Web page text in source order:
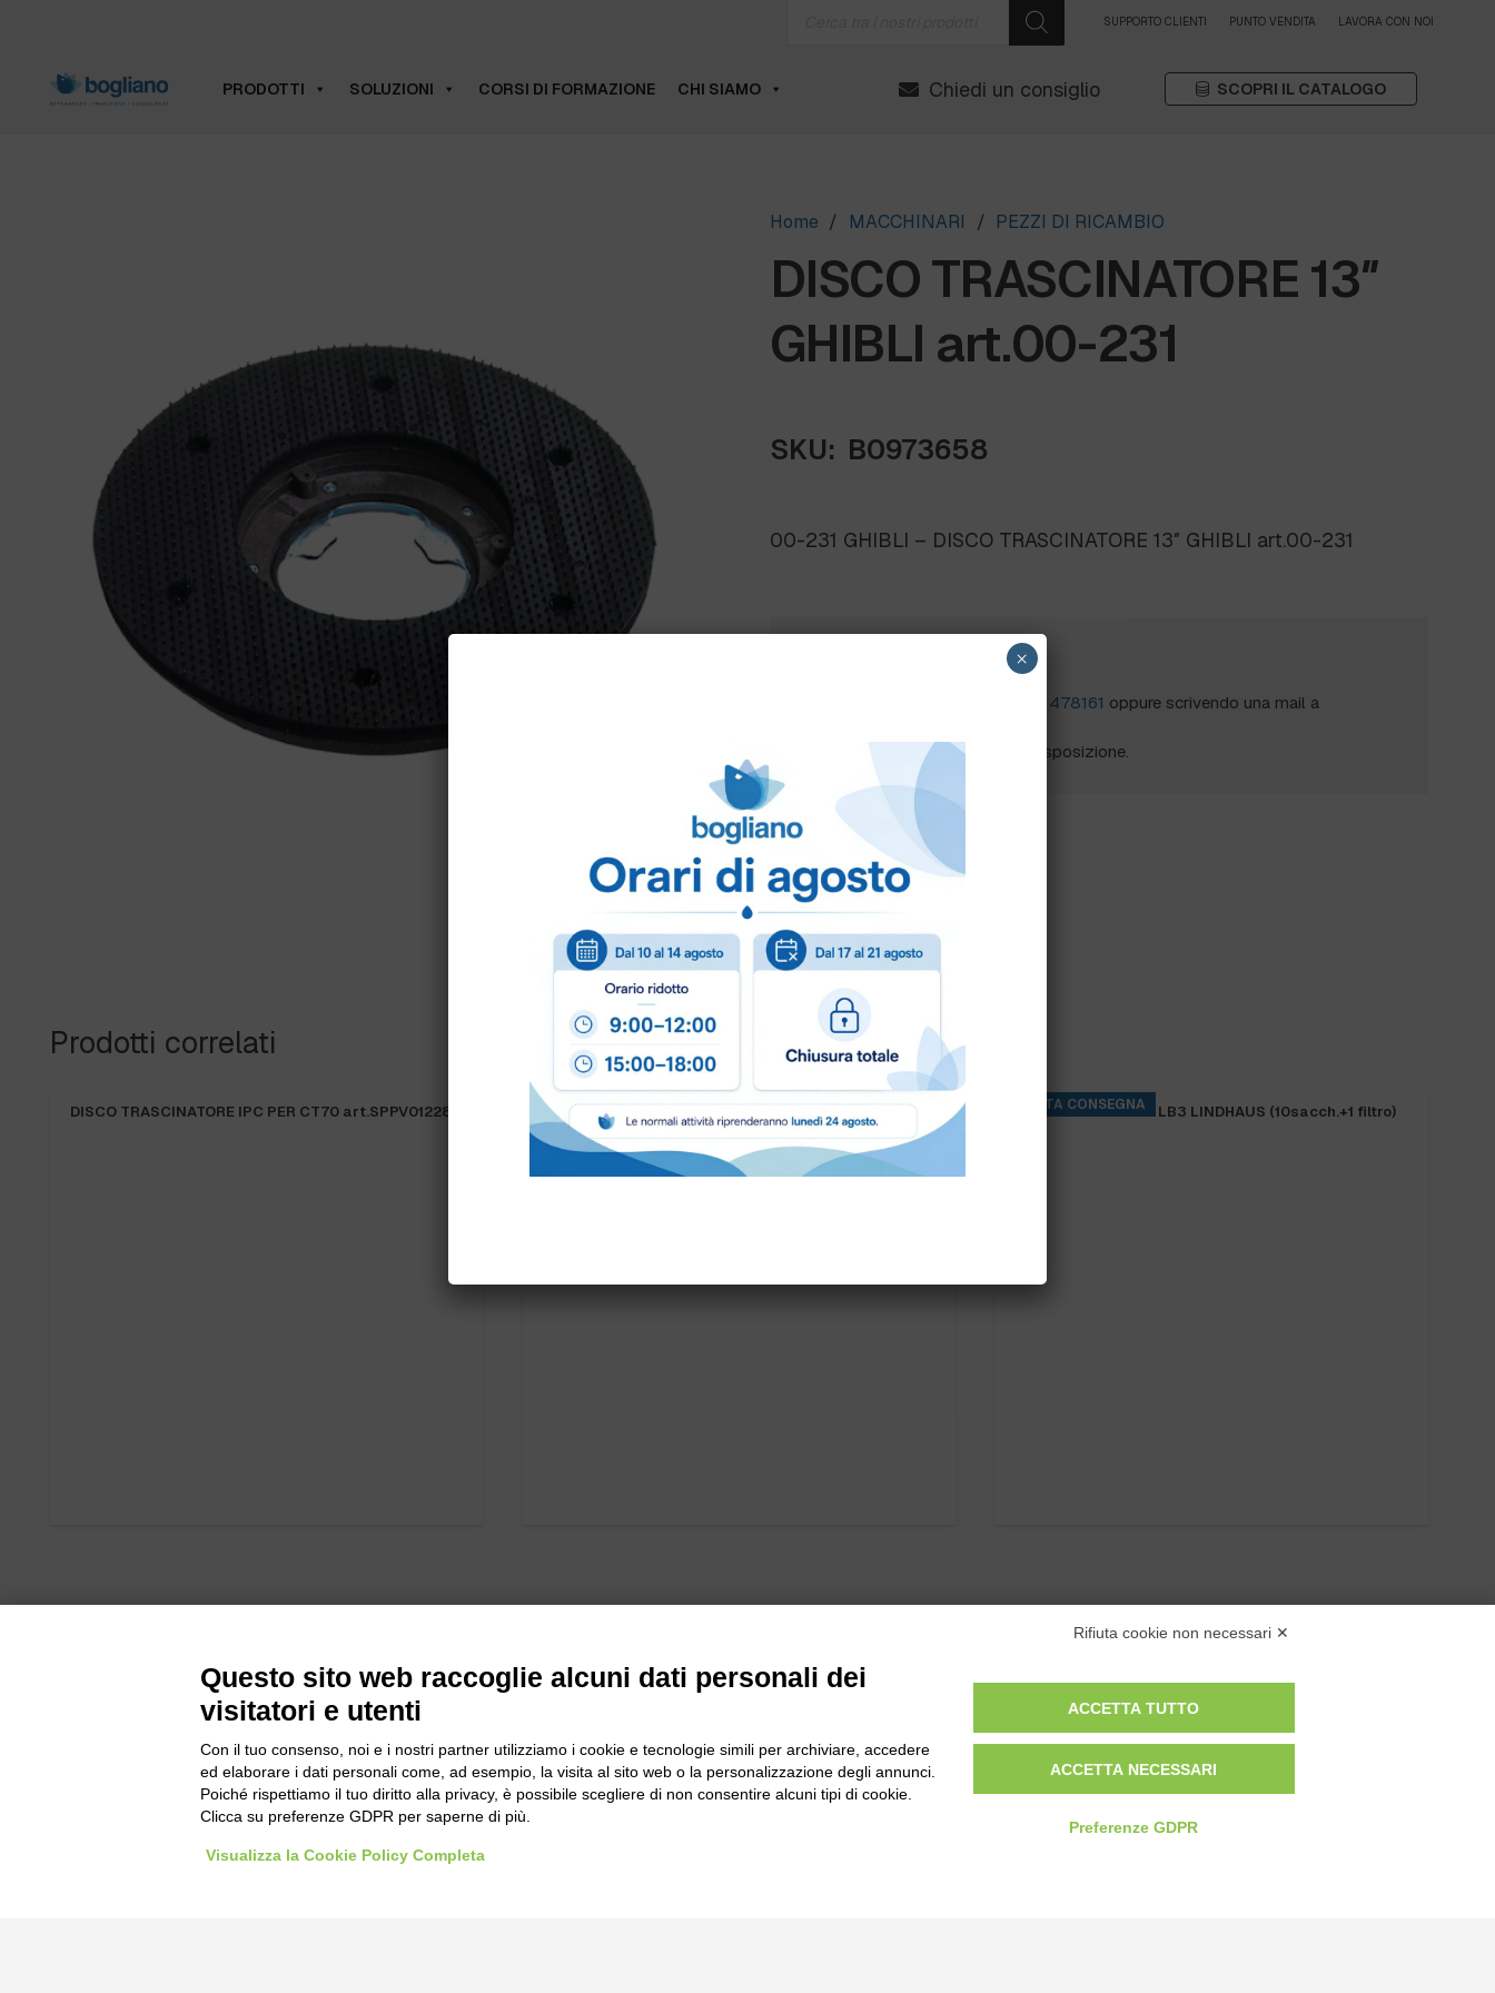
SUPPORTO CLIENTI PUNTO VENDITA LAVORA CON NOI
PRODOTTI SOLUZIONI CORSI DI FORMAZIONE CHI SIAMO Chiedi un consiglio SCOPRI IL CATALOGO
Home / MACCHINARI / PEZZI DI RICAMBIO
DISCO TRASCINATORE 13″
GHIBLI art.00-231
SKU: B0973658
00-231 GHIBLI – DISCO TRASCINATORE 13″ GHIBLI art.00-231
0172 478161 oppure scrivendo una mail a
Per ogni informazione siamo a disposizione.
Prodotti correlati
DISCO TRASCINATORE IPC PER CT70 art.SPPV01228 SPAZZOLA POLVERE MT.0,40 diam.50 cod.6010052 PRONTA CONSEGNA
SACCHETTI SCOPA LB3 LINDHAUS (10sacch.+1 filtro)
Bogliano Srl
Strada Statale 231 Alba-Bra
Borgo San Martino 44, 12060
Pocapaglia CN
Tel:0172-478161
Fax: 0172-487399
Cookie Policy
×
Rifiuta cookie non necessari ✕
Questo sito web raccoglie alcuni dati personali dei
visitatori e utenti
Con il tuo consenso, noi e i nostri partner utilizziamo i cookie e tecnologie simili per archiviare, accedere
ed elaborare i dati personali come, ad esempio, la visita al sito web o la personalizzazione degli annunci.
Poiché rispettiamo il tuo diritto alla privacy, è possibile scegliere di non consentire alcuni tipi di cookie.
Clicca su preferenze GDPR per saperne di più.
Visualizza la Cookie Policy Completa
ACCETTA TUTTO
ACCETTA NECESSARI
Preferenze GDPR